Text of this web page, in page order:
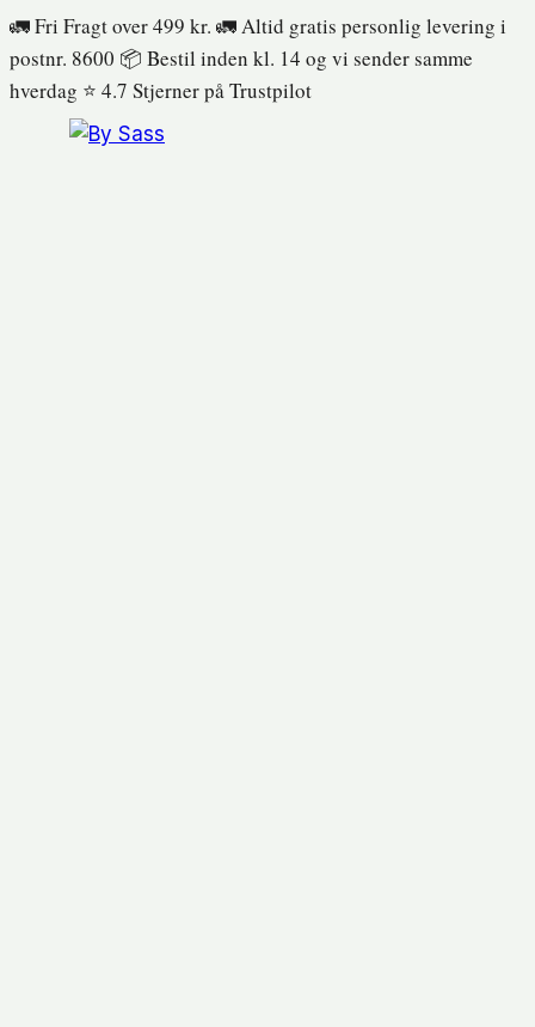
Fortsæt
til
indhold
🚛 Fri Fragt over 499 kr. 🚛 Altid gratis personlig levering i
postnr. 8600 📦 Bestil inden kl. 14 og vi sender samme
hverdag ⭐️ 4.7 Stjerner på Trustpilot